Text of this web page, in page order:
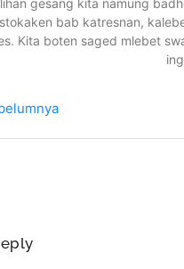
bab katresnan,
Kita boten saged mlebet